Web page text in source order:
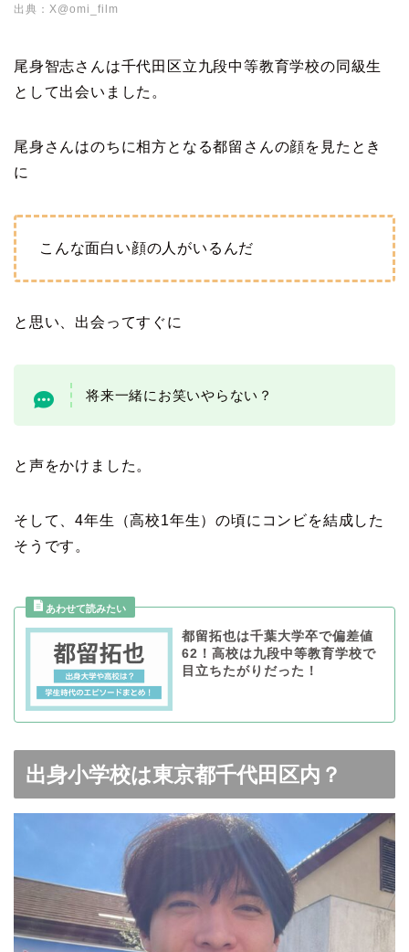
出典：X@omi_film
尾身智志さんは千代田区立九段中等教育学校の同級生
として出会いました。
尾身さんはのちに相方となる都留さんの顔を見たとき
に
こんな面白い顔の人がいるんだ
と思い、出会ってすぐに
将来一緒にお笑いやらない？
と声をかけました。
そして、4年生（高校1年生）の頃にコンビを結成した
そうです。
都留拓也は千葉大学卒で偏差値
62！高校は九段中等教育学校で
目立ちたがりだった！
出身小学校は東京都千代田区内？